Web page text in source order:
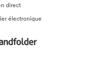
direct
électronique